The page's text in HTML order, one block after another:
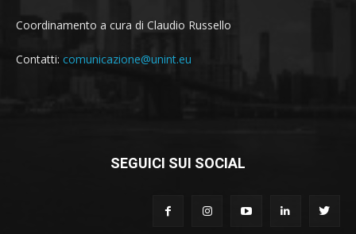
Coordinamento a cura di Claudio Russello
Contatti: comunicazione@unint.eu
SEGUICI SUI SOCIAL